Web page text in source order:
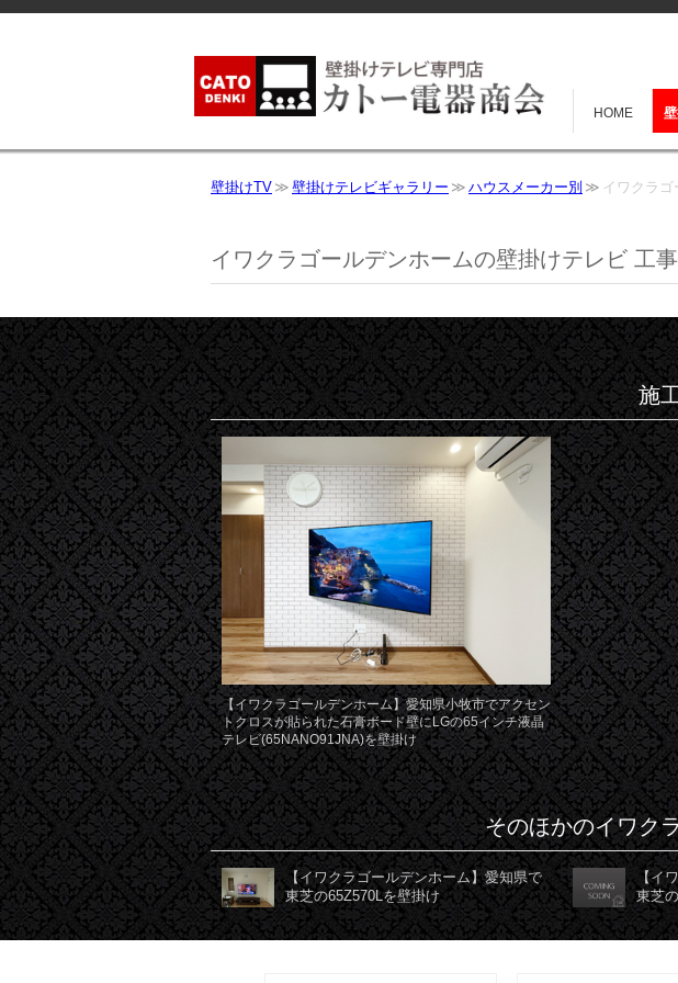
HOME
壁掛けTV 壁掛けテレビギャラリー ハウスメーカー別 イワクラ
イワクラゴールデンホームの壁掛けテレビ 工
施
【イワクラゴールデンホーム】愛知県小牧市でアクセン
トクロスが貼られた石膏ボード壁にLGの65インチ液晶
テレビ(65NANO91JNA)を壁掛け
そのほかのイワク
【イワクラゴールデンホーム】愛知県で
東芝の65Z570Lを壁掛け
【イ
東芝